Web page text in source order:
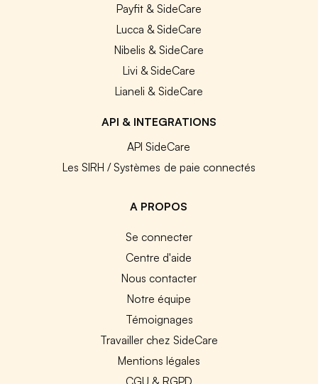
Payfit & SideCare
Lucca & SideCare
Nibelis & SideCare
Livi & SideCare
Lianeli & SideCare
API & INTEGRATIONS
API SideCare
Les SIRH / Systèmes de paie connectés
A PROPOS
Se connecter
Centre d'aide
Nous contacter
Notre équipe
Témoignages
Travailler chez SideCare
Mentions légales
CGU & RGPD